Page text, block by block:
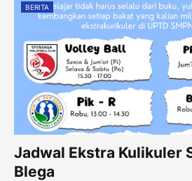
BERITA
Jadwal Ekstra Kulikuler
Blega